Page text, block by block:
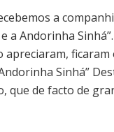
a
a Andorinha
Sinhá”
que de facto de